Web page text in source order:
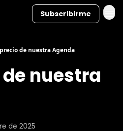
Subscribirme
de nuestra Agenda
nuestra
de 2025